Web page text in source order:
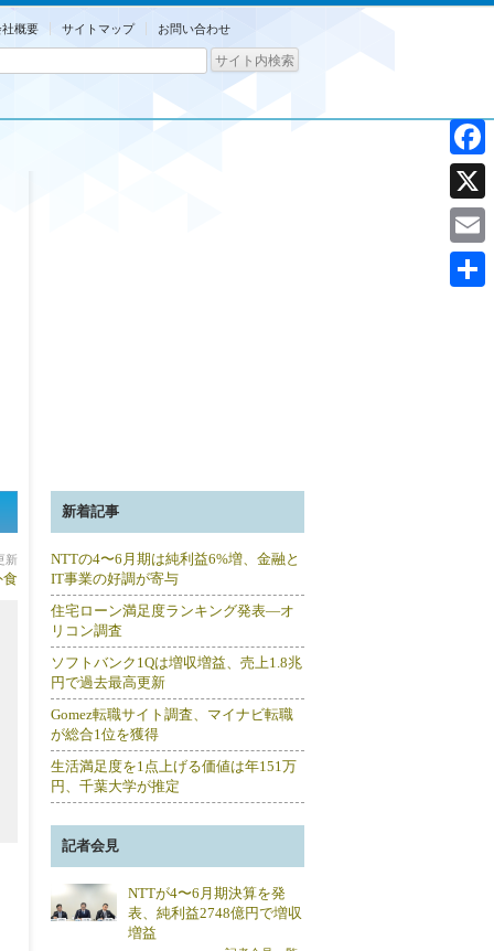
社概要 サイトマップ お問い合わせ
新
食
新着記事
NTTの4〜6月期は純利益6%増、金融と
IT事業の好調が寄与
住宅ローン満足度ランキング発表―オ
リコン調査
ソフトバンク1Qは増収増益、売上1.8兆
円で過去最高更新
Gomez転職サイト調査、マイナビ転職
が総合1位を獲得
生活満足度を1点上げる価値は年151万
円、千葉大学が推定
記者会見
NTTが4〜6月期決算を発
表、純利益2748億円で増収
増益
X
Email